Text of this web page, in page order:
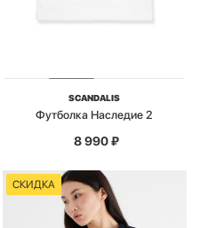
SCANDALIS
Футболка Наследие 2
8 990₽
СКИДКА